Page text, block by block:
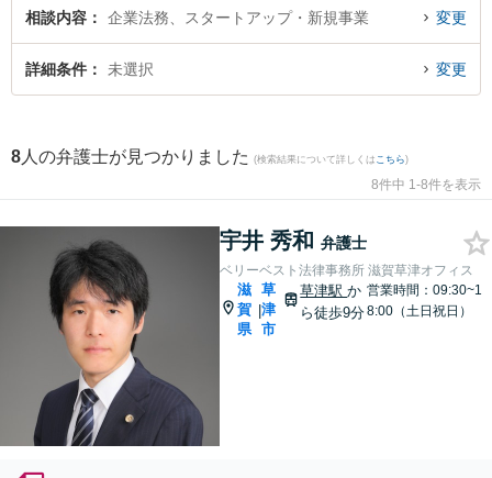
す。『草津市で土日や夜間に発生したスタートアップ・新規事業のトラブルを
今すぐに弁護士に相談したい』『スタートアップ・新規事業のトラブル解決の
実績豊富な近くの弁護士を検索したい』『初回相談無料でスタートアップ・新
相談内容 企業法務、スタートアップ・新規事業 変更
詳細条件 未選択 変更
8 人の弁護士が見つかりました (検索結果について詳しくは こちら)
8件中 1-8件を表示
宇井 秀和 弁護士
ベリーベスト法律事務所 滋賀草津オフィス
滋
賀
県
|
草
津
市
草津駅か
ら徒歩9分
営業時間：09:30~1
8:00（土日祝日）